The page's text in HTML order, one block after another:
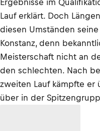
Ergebnisse im
Lauf erklärt. Doch
diesen Umständen
Konstanz, denn
Meisterschaft nicht an
den schlechten. Nach
zweiten Lauf kämpfte er
über in der